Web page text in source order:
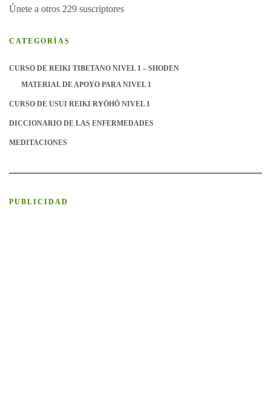
Únete a otros 229 suscriptores
CATEGORÍAS
CURSO DE REIKI TIBETANO NIVEL 1 – SHODEN
MATERIAL DE APOYO PARA NIVEL 1
CURSO DE USUI REIKI RYŌHŌ NIVEL 1
DICCIONARIO DE LAS ENFERMEDADES
MEDITACIONES
PUBLICIDAD